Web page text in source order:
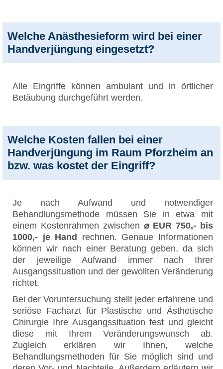
Welche Anästhesieform wird bei einer
Handverjüngung eingesetzt?
Alle Eingriffe können ambulant und in örtlicher
Betäubung durchgeführt werden.
Welche Kosten fallen bei einer
Handverjüngung im Raum Pforzheim an
bzw. was kostet der Eingriff?
Je nach Aufwand und notwendiger
Behandlungsmethode müssen Sie in etwa mit
einem Kostenrahmen zwischen ⌀ EUR 750,- bis
1000,- je Hand rechnen. Genaue Informationen
können wir nach einer Beratung geben, da sich
der jeweilige Aufwand immer nach Ihrer
Ausgangssituation und der gewollten Veränderung
richtet.
Bei der Voruntersuchung stellt jeder erfahrene und
seriöse Facharzt für Plastische und Ästhetische
Chirurgie Ihre Ausgangssituation fest und gleicht
diese mit Ihrem Veränderungswunsch ab.
Zugleich erklären wir Ihnen, welche
Behandlungsmethoden für Sie möglich sind und